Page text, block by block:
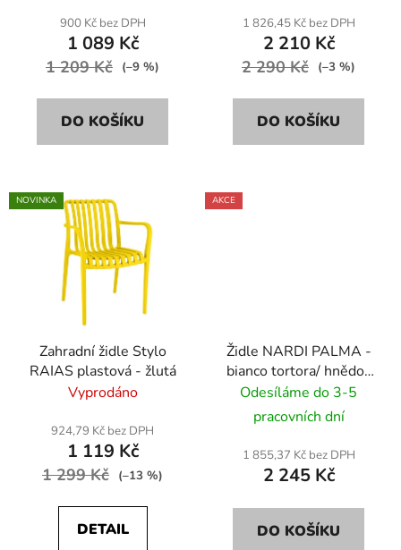
900 Kč bez DPH
1 089 Kč
1 209 Kč (–9 %)
DO KOŠÍKU
1 826,45 Kč bez DPH
2 210 Kč
2 290 Kč (–3 %)
DO KOŠÍKU
NOVINKA
Zahradní židle Stylo
RAIAS plastová - žlutá
Vyprodáno
924,79 Kč bez DPH
1 119 Kč
1 299 Kč (–13 %)
DETAIL
AKCE
Židle NARDI PALMA -
bianco tortora/ hnědo-
bílá
Odesíláme do 3-5
pracovních dní
1 855,37 Kč bez DPH
2 245 Kč
DO KOŠÍKU